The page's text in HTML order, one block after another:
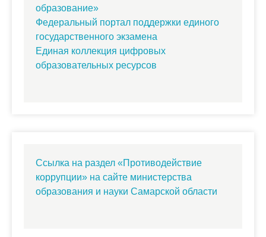
образование»
Федеральный портал поддержки единого
государственного экзамена
Единая коллекция цифровых
образовательных ресурсов
Ссылка на раздел «Противодействие
коррупции» на сайте министерства
образования и науки Самарской области